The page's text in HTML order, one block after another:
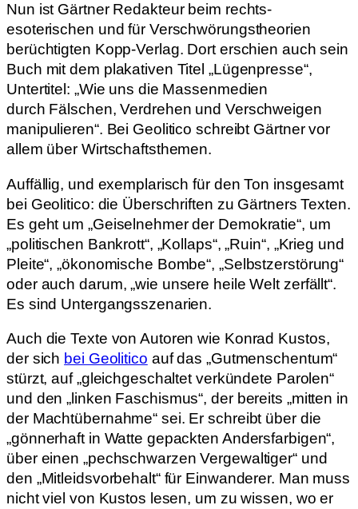
Nun ist Gärtner Redakteur beim rechts-
esoterischen und für Verschwörungstheorien
berüchtigten Kopp-Verlag. Dort erschien auch sein
Buch mit dem plakativen Titel „Lügenpresse“,
Untertitel: „Wie uns die Massenmedien
durch Fälschen, Verdrehen und Verschweigen
manipulieren“. Bei Geolitico schreibt Gärtner vor
allem über Wirtschaftsthemen.
Auffällig, und exemplarisch für den Ton insgesamt
bei Geolitico: die Überschriften zu Gärtners Texten.
Es geht um „Geiselnehmer der Demokratie“, um
„politischen Bankrott“, „Kollaps“, „Ruin“, „Krieg und
Pleite“, „ökonomische Bombe“, „Selbstzerstörung“
oder auch darum, „wie unsere heile Welt zerfällt“.
Es sind Untergangsszenarien.
Auch die Texte von Autoren wie Konrad Kustos,
der sich bei Geolitico auf das „Gutmenschentum“
stürzt, auf „gleichgeschaltet verkündete Parolen“
und den „linken Faschismus“, der bereits „mitten in
der Machtübernahme“ sei. Er schreibt über die
„gönnerhaft in Watte gepackten Andersfarbigen“,
über einen „pechschwarzen Vergewaltiger“ und
den „Mitleidsvorbehalt“ für Einwanderer. Man muss
nicht viel von Kustos lesen, um zu wissen, wo er